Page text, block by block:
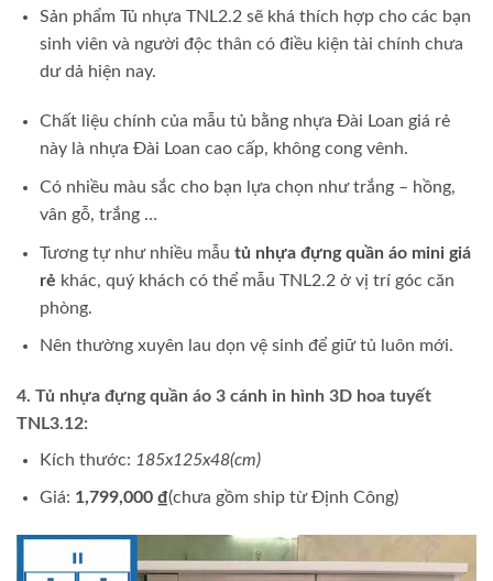
Sản phẩm Tủ nhựa TNL2.2 sẽ khá thích hợp cho các bạn
sinh viên và người độc thân có điều kiện tài chính chưa
dư dả hiện nay.
Chất liệu chính của mẫu tủ bằng nhựa Đài Loan giá rẻ
này là nhựa Đài Loan cao cấp, không cong vênh.
Có nhiều màu sắc cho bạn lựa chọn như trắng – hồng,
vân gỗ, trắng …
Tương tự như nhiều mẫu tủ nhựa đựng quần áo mini giá
rẻ khác, quý khách có thể mẫu TNL2.2 ở vị trí góc căn
phòng.
Nên thường xuyên lau dọn vệ sinh để giữ tủ luôn mới.
4. Tủ nhựa đựng quần áo 3 cánh in hình 3D hoa tuyết
TNL3.12:
Kích thước: 185x125x48(cm)
Giá: 1,799,000 ₫(chưa gồm ship từ Định Công)